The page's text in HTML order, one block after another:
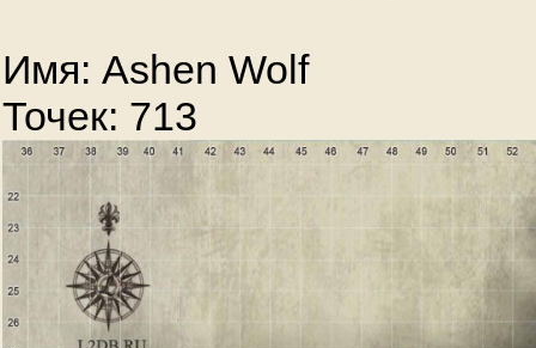
Имя: Ashen Wolf
Точек: 713